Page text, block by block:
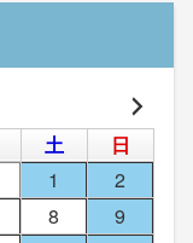
土
日
1
2
8
9